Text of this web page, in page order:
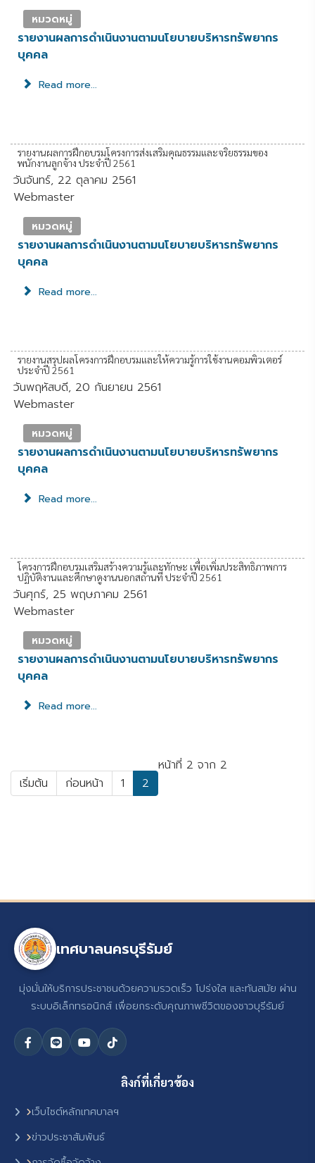
หมวดหมู่
รายงานผลการดำเนินงานตามนโยบายบริหารทรัพยากร
บุคคล
Read more...
รายงานผลการฝึกอบรมโครงการส่งเสริมคุณธรรมและจริยธรรมของ
พนักงานลูกจ้าง ประจำปี 2561
วันจันทร์, 22 ตุลาคม 2561
Webmaster
หมวดหมู่
รายงานผลการดำเนินงานตามนโยบายบริหารทรัพยากร
บุคคล
Read more...
รายงานสรุปผลโครงการฝึกอบรมและให้ความรู้การใช้งานคอมพิวเตอร์
ประจำปี 2561
วันพฤหัสบดี, 20 กันยายน 2561
Webmaster
หมวดหมู่
รายงานผลการดำเนินงานตามนโยบายบริหารทรัพยากร
บุคคล
Read more...
โครงการฝึกอบรมเสริมสร้างความรู้และทักษะ เพื่อเพิ่มประสิทธิภาพการ
ปฏิบัติงานและศึกษาดูงานนอกสถานที่ ประจำปี 2561
วันศุกร์, 25 พฤษภาคม 2561
Webmaster
หมวดหมู่
รายงานผลการดำเนินงานตามนโยบายบริหารทรัพยากร
บุคคล
Read more...
หน้าที่ 2 จาก 2
เริ่มต้น
ก่อนหน้า 1 2
เทศบาลนครบุรีรัมย์
มุ่งมั่นให้บริการประชาชนด้วยความรวดเร็ว โปร่งใส และทันสมัย ผ่าน
ระบบอิเล็กทรอนิกส์ เพื่อยกระดับคุณภาพชีวิตของชาวบุรีรัมย์
ลิงก์ที่เกี่ยวข้อง
เว็บไซต์หลักเทศบาลฯ
ข่าวประชาสัมพันธ์